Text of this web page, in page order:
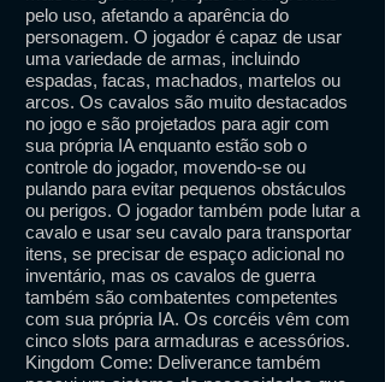
pelo uso, afetando a aparência do
personagem. O jogador é capaz de usar
uma variedade de armas, incluindo
espadas, facas, machados, martelos ou
arcos. Os cavalos são muito destacados
no jogo e são projetados para agir com
sua própria IA enquanto estão sob o
controle do jogador, movendo-se ou
pulando para evitar pequenos obstáculos
ou perigos. O jogador também pode lutar a
cavalo e usar seu cavalo para transportar
itens, se precisar de espaço adicional no
inventário, mas os cavalos de guerra
também são combatentes competentes
com sua própria IA. Os corcéis vêm com
cinco slots para armaduras e acessórios.
Kingdom Come: Deliverance também